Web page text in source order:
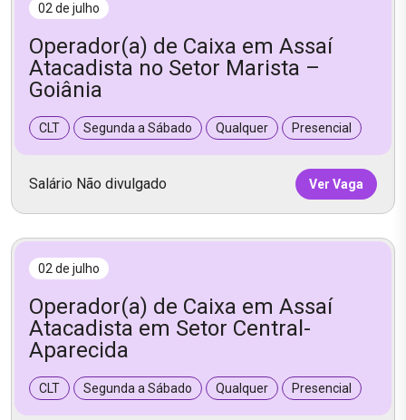
02 de julho
Operador(a) de Caixa em Assaí
Atacadista no Setor Marista –
Goiânia
CLT Segunda a Sábado Qualquer Presencial
Salário Não divulgado Ver Vaga
02 de julho
Operador(a) de Caixa em Assaí
Atacadista em Setor Central-
Aparecida
CLT Segunda a Sábado Qualquer Presencial